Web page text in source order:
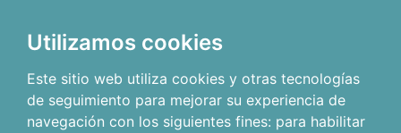
Utilizamos cookies
Este sitio web utiliza cookies y otras tecnologías
de seguimiento para mejorar su experiencia de
navegación con los siguientes fines: para habilitar